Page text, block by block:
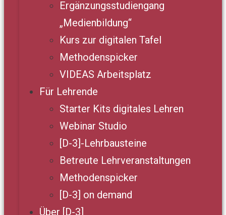
Ergänzungsstudiengang
„Medienbildung“
Kurs zur digitalen Tafel
Methodenspicker
VIDEAS Arbeitsplatz
Für Lehrende
Starter Kits digitales Lehren
Webinar Studio
[D-3]-Lehrbausteine
Betreute Lehrveranstaltungen
Methodenspicker
[D-3] on demand
Über [D-3]